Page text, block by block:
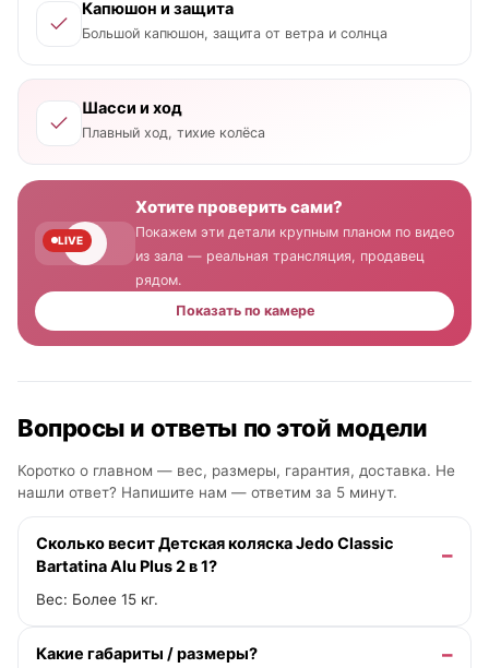
Капюшон и защита
Большой капюшон, защита от ветра и солнца
Шасси и ход
Плавный ход, тихие колёса
LIVE
Хотите проверить сами?
Покажем эти детали крупным планом по видео
из зала — реальная трансляция, продавец
рядом.
Показать по камере
Вопросы и ответы по этой модели
Коротко о главном — вес, размеры, гарантия, доставка. Не
нашли ответ? Напишите нам — ответим за 5 минут.
Сколько весит Детская коляска Jedo Classic
Bartatina Alu Plus 2 в 1?
Вес: Более 15 кг.
Какие габариты / размеры?